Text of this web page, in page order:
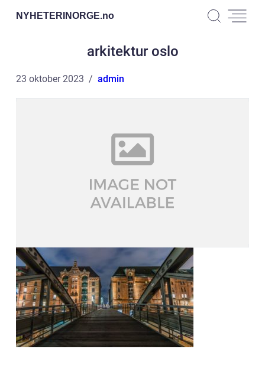
NYHETERINORGE.no
arkitektur oslo
23 oktober 2023 admin